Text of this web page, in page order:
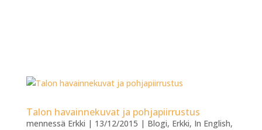
Talon havainnekuvat ja pohjapiirrustus
mennessä Erkki | 13/12/2015 | Blogi, Erkki, In English,